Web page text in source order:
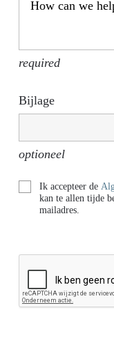
required
Bijlage
optioneel
Ik accepteer de
kan te allen tijde
mailadres.